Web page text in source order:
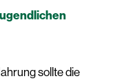
sollte die